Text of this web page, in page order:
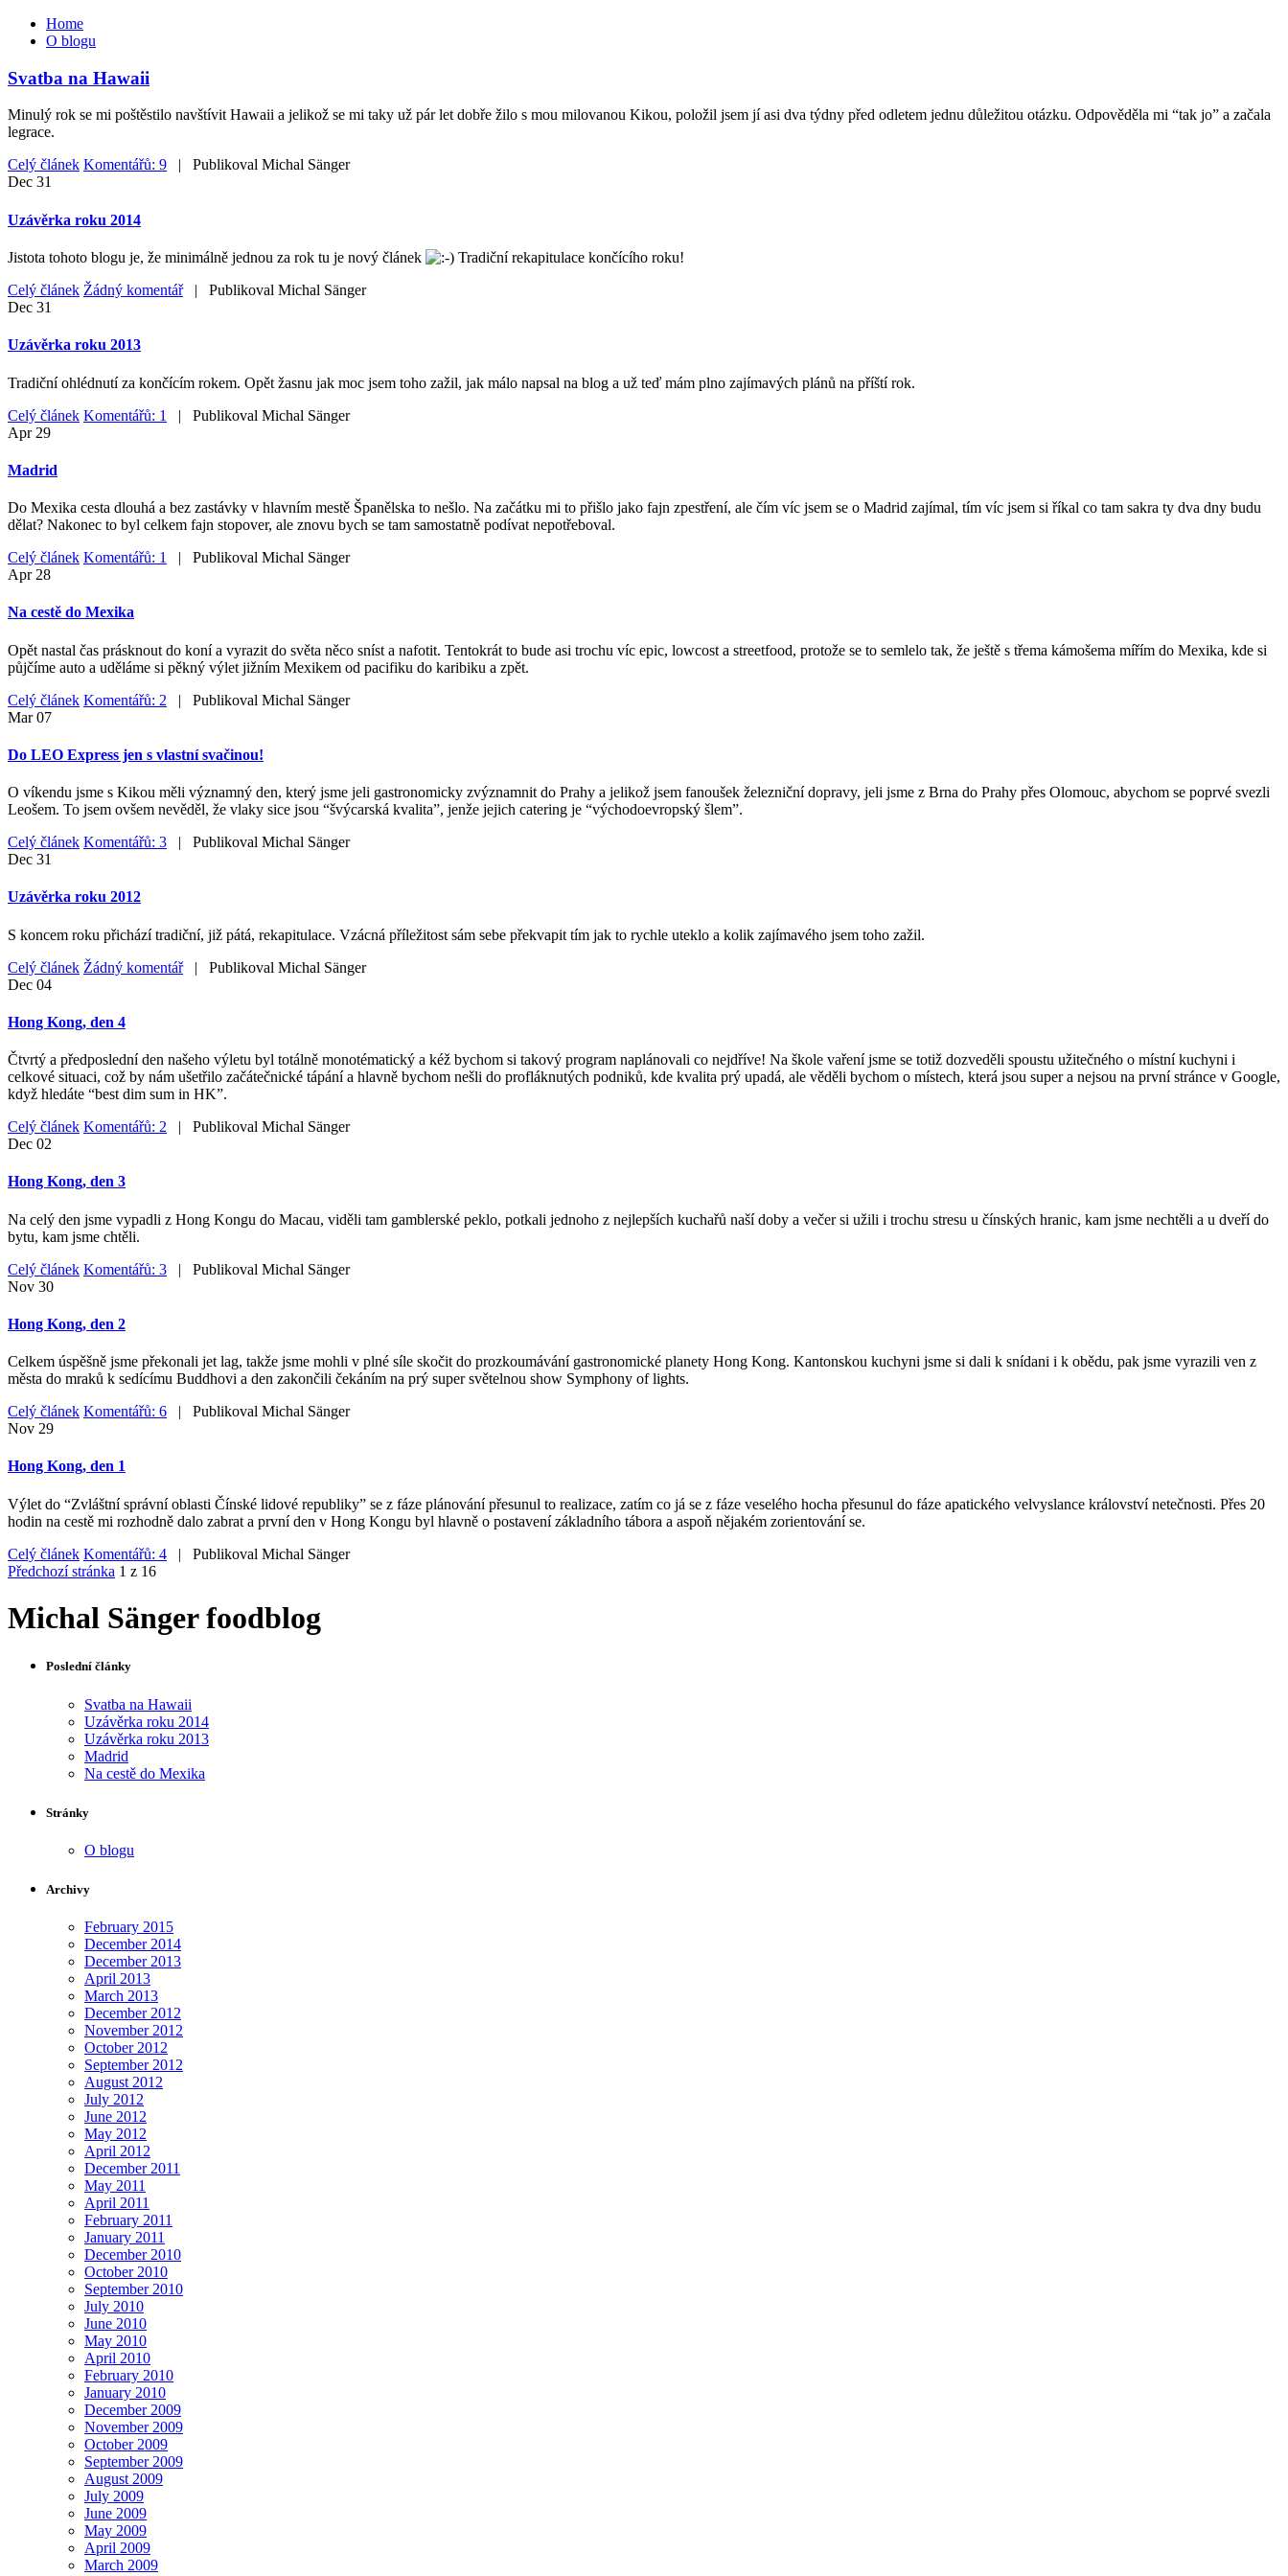
Home
O blogu
Svatba na Hawaii
Minulý rok se mi poštěstilo navštívit Hawaii a jelikož se mi taky už pár let dobře žilo s mou milovanou Kikou, položil jsem jí asi dva týdny před odletem jednu důležitou otázku. Odpověděla mi “tak jo” a začala
legrace.
Celý článek Komentářů: 9 | Publikoval Michal Sänger
Dec 31
Uzávěrka roku 2014
Jistota tohoto blogu je, že minimálně jednou za rok tu je nový článek
Tradiční rekapitulace končícího roku!
Celý článek Žádný komentář| Publikoval Michal Sänger
Dec 31
Uzávěrka roku 2013
Tradiční ohlédnutí za končícím rokem. Opět žasnu jak moc jsem toho zažil, jak málo napsal na blog a už teď mám plno zajímavých plánů na příští rok.
Celý článek Komentářů: 1 | Publikoval Michal Sänger
Apr 29
Madrid
Do Mexika cesta dlouhá a bez zastávky v hlavním mestě Španělska to nešlo. Na začátku mi to přišlo jako fajn zpestření, ale čím víc jsem se o Madrid zajímal, tím víc jsem si říkal co tam sakra ty dva dny budu
dělat? Nakonec to byl celkem fajn stopover, ale znovu bych se tam samostatně podívat nepotřeboval.
Celý článek Komentářů: 1 | Publikoval Michal Sänger
Apr 28
Na cestě do Mexika
Opět nastal čas prásknout do koní a vyrazit do světa něco sníst a nafotit. Tentokrát to bude asi trochu víc epic, lowcost a streetfood, protože se to semlelo tak, že ještě s třema kámošema mířím do Mexika, kde si
půjčíme auto a uděláme si pěkný výlet jižním Mexikem od pacifiku do karibiku a zpět.
Celý článek Komentářů: 2 | Publikoval Michal Sänger
Mar07
Do LEO Express jen s vlastní svačinou!
O víkendu jsme s Kikou měli významný den, který jsme jeli gastronomicky zvýznamnit do Prahy a jelikož jsem fanoušek železniční dopravy, jeli jsme z Brna do Prahy přes Olomouc, abychom se poprvé svezli
Leošem. To jsem ovšem nevěděl, že vlaky sice jsou “švýcarská kvalita”, jenže jejich catering je “východoevropský šlem”.
Celý článek Komentářů: 3 | Publikoval Michal Sänger
Dec 31
Uzávěrka roku 2012
S koncem roku přichází tradiční, již pátá, rekapitulace. Vzácná příležitost sám sebe překvapit tím jak to rychle uteklo a kolik zajímavého jsem toho zažil.
Celý článek Žádný komentář| Publikoval Michal Sänger
Dec 04
Hong Kong, den 4
Čtvrtý a předposlední den našeho výletu byl totálně monotématický a kéž bychom si takový program naplánovali co nejdříve! Na škole vaření jsme se totiž dozveděli spoustu užitečného o místní kuchyni i
celkové situaci, což by nám ušetřilo začátečnické tápání a hlavně bychom nešli do profláknutých podniků, kde kvalita prý upadá, ale věděli bychom o místech, která jsou super a nejsou na první stránce v Google,
když hledáte “best dim sum in HK”.
Celý článek Komentářů: 2 | Publikoval Michal Sänger
Dec 02
Hong Kong, den 3
Na celý den jsme vypadli z Hong Kongu do Macau, viděli tam gamblerské peklo, potkali jednoho z nejlepších kuchařů naší doby a večer si užili i trochu stresu u čínských hranic, kam jsme nechtěli a u dveří do
bytu, kam jsme chtěli.
Celý článek Komentářů: 3 | Publikoval Michal Sänger
Nov 30
Hong Kong, den 2
Celkem úspěšně jsme překonali jet lag, takže jsme mohli v plné síle skočit do prozkoumávání gastronomické planety Hong Kong. Kantonskou kuchyni jsme si dali k snídani i k obědu, pak jsme vyrazili ven z
města do mraků k sedícímu Buddhovi a den zakončili čekáním na prý super světelnou show Symphony of lights.
Celý článek Komentářů: 6 | Publikoval Michal Sänger
Nov 29
Hong Kong, den 1
Výlet do “Zvláštní správní oblasti Čínské lidové republiky” se z fáze plánování přesunul to realizace, zatím co já se z fáze veselého hocha přesunul do fáze apatického velvyslance království netečnosti. Přes 20
hodin na cestě mi rozhodně dalo zabrat a první den v Hong Kongu byl hlavně o postavení základního tábora a aspoň nějakém zorientování se.
Celý článek Komentářů: 4 | Publikoval Michal Sänger
Předchozí stránka 1 z 16
Michal Sänger foodblog
Poslední články
Svatba na Hawaii
Uzávěrka roku 2014
Uzávěrka roku 2013
Madrid
Na cestě do Mexika
Stránky
O blogu
Archivy
February 2015
December 2014
December 2013
April 2013
March 2013
December 2012
November 2012
October 2012
September 2012
August 2012
July 2012
June 2012
May 2012
April 2012
December 2011
May 2011
April 2011
February 2011
January 2011
December 2010
October 2010
September 2010
July 2010
June 2010
May 2010
April 2010
February 2010
January 2010
December 2009
November 2009
October 2009
September 2009
August 2009
July 2009
June 2009
May 2009
April 2009
March 2009